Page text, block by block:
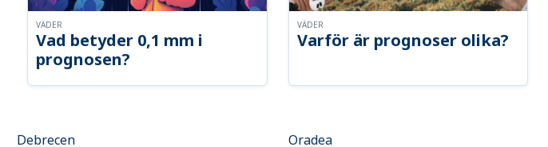
Vad betyder 0,1 mm i
prognosen?
VÄDER
Varför är prognoser olika?
VÄDER
Debrecen Oradea